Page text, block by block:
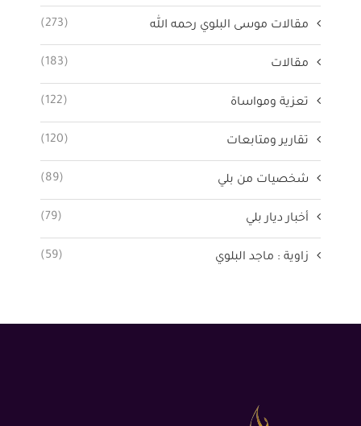
مقالات موسى البلوي رحمه الله (273)
مقالات (183)
تعزية ومواساة (122)
تقارير ومتابعات (120)
شخصيات من بلي (89)
أخبار ديار بلي (79)
زاوية : ماجد البلوي (59)